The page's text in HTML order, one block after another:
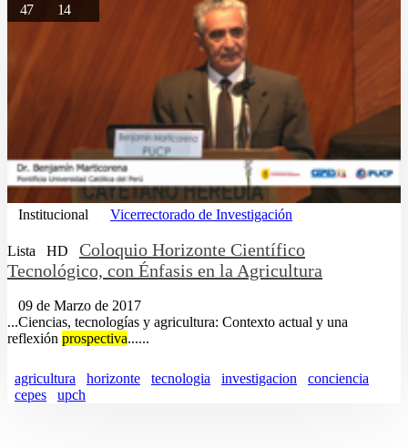
47 14
Institucional Vicerrectorado de Investigación
Lista HD
Coloquio Horizonte Científico
Tecnológico, con Énfasis en la Agricultura
09 de Marzo de 2017
...Ciencias, tecnologías y agricultura: Contexto actual y una
reflexión prospectiva......
agricultura horizonte tecnologia investigacion
conciencia
cepes
upch